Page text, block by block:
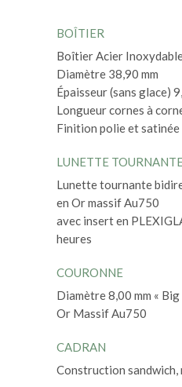
BOÎTIER
Boîtier Acier
Diamètre 38,90 mm
Épaisseur (sans glace)
Longueur cornes à
Finition polie et satinée
LUNETTE
Lunette tournante
en Or massif Au750
avec insert en
heures
COURONNE
Diamètre 8,00 mm «
Or Massif Au750
CADRAN
Construction sandwich,